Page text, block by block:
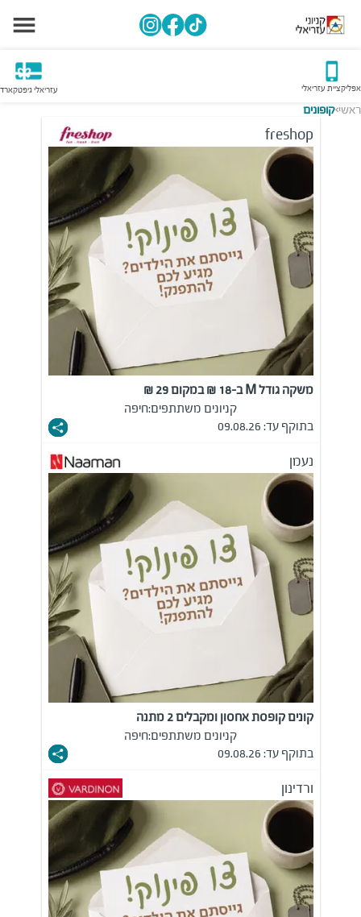
אפליקציית עזריאלי עזריאלי גיפטקארד
ראשי>קופונים
freshop
משקה גודל M ב-18 ₪ במקום 29 ₪
קניונים משתתפים:חיפה
בתוקף עד: 09.08.26
נעמן
קונים קופסת אחסון ומקבלים 2 מתנה
קניונים משתתפים:חיפה
בתוקף עד: 09.08.26
ורדינון